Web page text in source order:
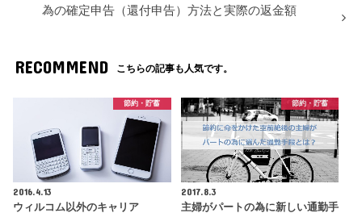
為の確定申告（還付申告）方法と実際の返金額
RECOMMEND こちらの記事も人気です。
節約・貯蓄
2016.4.13
ウィルコム以外のキャリア
節約・貯蓄
2017.8.3
主婦がパートの為に新しい通勤手